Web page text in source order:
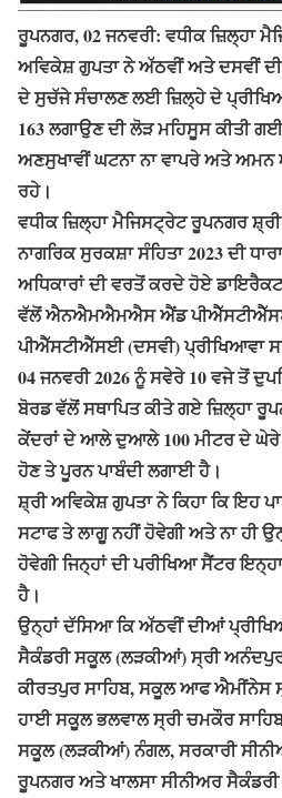
ਰੂਪਨਗਰ, 02 ਜਨਵਰੀ: ਵਧੀਕ ਜ਼ਿਲ੍ਹਾ
ਅਵਿਕੇਸ਼ ਗੁਪਤਾ ਨੇ ਅੱਠਵੀਂ ਅਤੇ ਦਸਵੀਂ
ਦੇ ਸੁਚੱਜੇ ਸੰਚਾਲਣ ਲਈ ਜ਼ਿਲ੍ਹੇ ਦੇ
163 ਲਗਾਉਣ ਦੀ ਲੋੜ ਮਹਿਸੂਸ ਕੀਤੀ
ਅਣਸੁਖਾਵੀਂ ਘਟਨਾ ਨਾ ਵਾਪਰੇ ਅਤੇ ਅਮਨ
ਰਹੇ।
ਵਧੀਕ ਜ਼ਿਲ੍ਹਾ ਮੈਜਿਸਟ੍ਰੇਟ ਰੂਪਨਗਰ
ਨਾਗਰਿਕ ਸੁਰਕਸ਼ਾ ਸੰਹਿਤਾ 2023 ਦੀ
ਅਧਿਕਾਰਾਂ ਦੀ ਵਰਤੋਂ ਕਰਦੇ ਹੋਏ
ਵੱਲੋਂ ਐਨਐਮਐਮਐਸ ਐਂਡ
ਪੀਐੱਸਟੀਐੱਸਈ (ਦਸਵੀ) ਪ੍ਰੀਖਿਆਵਾ
04 ਜਨਵਰੀ 2026 ਨੂੰ ਸਵੇਰੇ 10 ਵਜੇ ਤੋਂ
ਬੋਰਡ ਵੱਲੋਂ ਸਥਾਪਿਤ ਕੀਤੇ ਗਏ ਜ਼ਿਲ੍ਹਾ
ਕੇਂਦਰਾਂ ਦੇ ਆਲੇ ਦੁਆਲੇ 100 ਮੀਟਰ ਦੇ
ਹੋਣ ਤੇ ਪੂਰਨ ਪਾਬੰਦੀ ਲਗਾਈ ਹੈ।
ਸ਼੍ਰੀ ਅਵਿਕੇਸ਼ ਗੁਪਤਾ ਨੇ ਕਿਹਾ ਕਿ ਇਹ
ਸਟਾਫ ਤੇ ਲਾਗੂ ਨਹੀਂ ਹੋਵੇਗੀ ਅਤੇ ਨਾ ਹੀ
ਹੋਵੇਗੀ ਜਿਨ੍ਹਾਂ ਦੀ ਪਰੀਖਿਆ ਸੈਂਟਰ
ਹੈ।
ਉਨ੍ਹਾਂ ਦੱਸਿਆ ਕਿ ਅੱਠਵੀਂ ਦੀਆਂ
ਸੈਕੰਡਰੀ ਸਕੂਲ (ਲੜਕੀਆਂ) ਸ੍ਰੀ
ਕੀਰਤਪੁਰ ਸਾਹਿਬ, ਸਕੂਲ ਆਫ ਐਮੀਂਨੇਸ
ਹਾਈ ਸਕੂਲ ਭਲਵਾਲ ਸ੍ਰੀ ਚਮਕੌਰ
ਸਕੂਲ (ਲੜਕੀਆਂ) ਨੰਗਲ, ਸਰਕਾਰੀ
ਰੂਪਨਗਰ ਅਤੇ ਖਾਲਸਾ ਸੀਨੀਅਰ